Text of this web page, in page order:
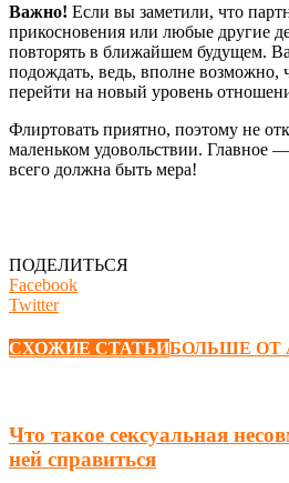
Важно! Если вы заметили, что
прикосновения или любые другие
повторять в ближайшем будущем.
подождать, ведь, вполне возможно,
перейти на новый уровень
Флиртовать приятно, поэтому не
маленьком удовольствии. Главное
всего должна быть мера!
ПОДЕЛИТЬСЯ
Facebook
Twitter
СХОЖИЕ СТАТЬИБОЛЬШЕ ОТ
Что такое сексуальная
ней справиться